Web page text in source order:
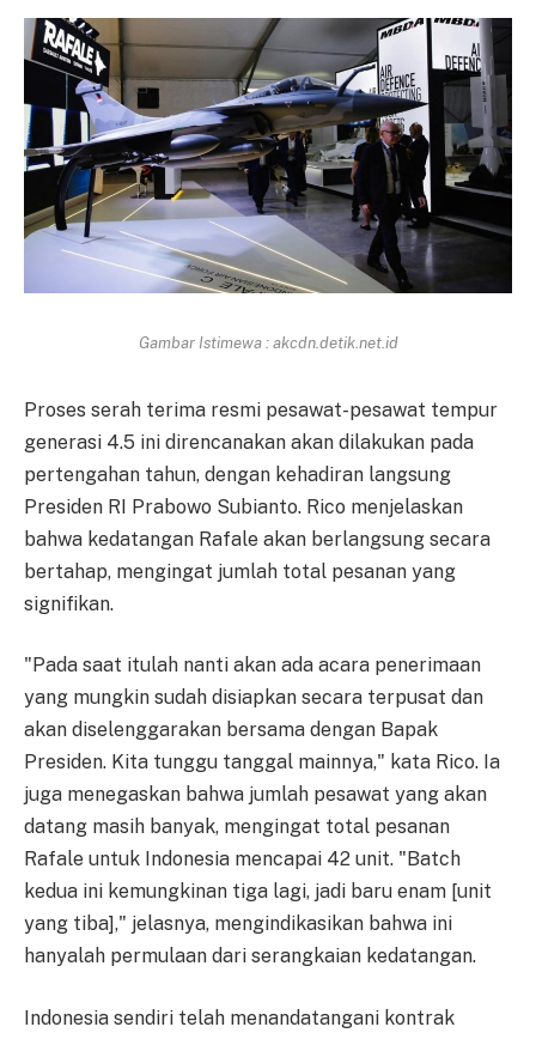
Gambar Istimewa : akcdn.detik.net.id
Proses serah terima resmi pesawat-pesawat tempur
generasi 4.5 ini direncanakan akan dilakukan pada
pertengahan tahun, dengan kehadiran langsung
Presiden RI Prabowo Subianto. Rico menjelaskan
bahwa kedatangan Rafale akan berlangsung secara
bertahap, mengingat jumlah total pesanan yang
signifikan.
"Pada saat itulah nanti akan ada acara penerimaan
yang mungkin sudah disiapkan secara terpusat dan
akan diselenggarakan bersama dengan Bapak
Presiden. Kita tunggu tanggal mainnya," kata Rico. Ia
juga menegaskan bahwa jumlah pesawat yang akan
datang masih banyak, mengingat total pesanan
Rafale untuk Indonesia mencapai 42 unit. "Batch
kedua ini kemungkinan tiga lagi, jadi baru enam [unit
yang tiba]," jelasnya, mengindikasikan bahwa ini
hanyalah permulaan dari serangkaian kedatangan.
Indonesia sendiri telah menandatangani kontrak